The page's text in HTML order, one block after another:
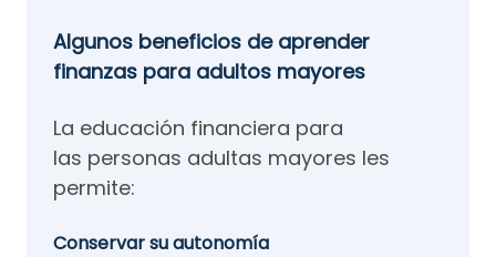
Algunos beneficios de aprender
finanzas para adultos mayores
La educación financiera para
las personas adultas mayores les
permite:
Conservar su autonomía